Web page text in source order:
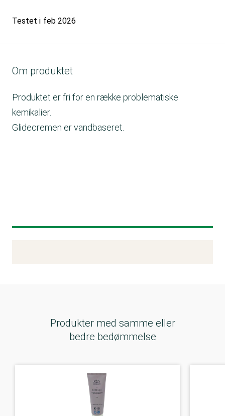
Testet i feb 2026
Om produktet
Produktet er fri for en række problematiske
kemikalier.
Glidecremen er vandbaseret.
Produkter med samme eller
bedre bedømmelse